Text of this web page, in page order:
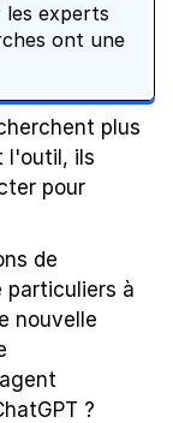
experts
plus
l'outil, ils
pour
de
particuliers à
nouvelle
?